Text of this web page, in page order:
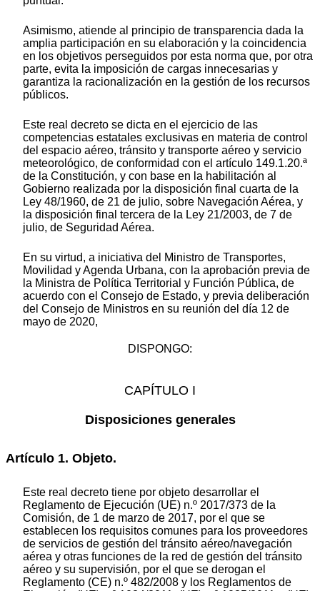
Asimismo, atiende al principio de transparencia dada la
amplia participación en su elaboración y la coincidencia
en los objetivos perseguidos por esta norma que, por otra
parte, evita la imposición de cargas innecesarias y
garantiza la racionalización en la gestión de los recursos
públicos.
Este real decreto se dicta en el ejercicio de las
competencias estatales exclusivas en materia de control
del espacio aéreo, tránsito y transporte aéreo y servicio
meteorológico, de conformidad con el artículo 149.1.20.ª
de la Constitución, y con base en la habilitación al
Gobierno realizada por la disposición final cuarta de la
Ley 48/1960, de 21 de julio, sobre Navegación Aérea, y
la disposición final tercera de la Ley 21/2003, de 7 de
julio, de Seguridad Aérea.
En su virtud, a iniciativa del Ministro de Transportes,
Movilidad y Agenda Urbana, con la aprobación previa de
la Ministra de Política Territorial y Función Pública, de
acuerdo con el Consejo de Estado, y previa deliberación
del Consejo de Ministros en su reunión del día 12 de
mayo de 2020,
DISPONGO:
CAPÍTULO I
Disposiciones generales
Artículo 1. Objeto.
Este real decreto tiene por objeto desarrollar el
Reglamento de Ejecución (UE) n.º 2017/373 de la
Comisión, de 1 de marzo de 2017, por el que se
establecen los requisitos comunes para los proveedores
de servicios de gestión del tránsito aéreo/navegación
aérea y otras funciones de la red de gestión del tránsito
aéreo y su supervisión, por el que se derogan el
Reglamento (CE) n.º 482/2008 y los Reglamentos de